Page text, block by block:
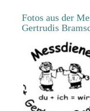
Fotos aus der
Gertrudis